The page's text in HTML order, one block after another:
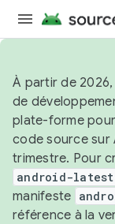
À partir de
de
plate-forme
code source sur
trimestre. Pour
android-
manifeste
référence à la